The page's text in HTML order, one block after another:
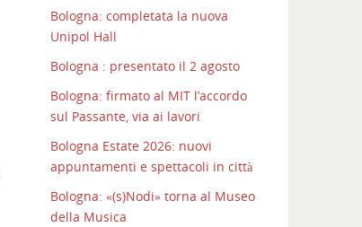
Bologna: completata la nuova
Unipol Hall
Bologna : presentato il 2 agosto
Bologna: firmato al MIT l’accordo
sul Passante, via ai lavori
Bologna Estate 2026: nuovi
appuntamenti e spettacoli in città
Bologna: «(s)Nodi» torna al Museo
della Musica